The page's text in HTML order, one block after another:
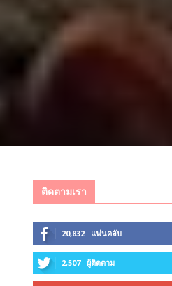
ติดตามเรา
20,832 แฟนคลับ
2,507 ผู้ติดตาม